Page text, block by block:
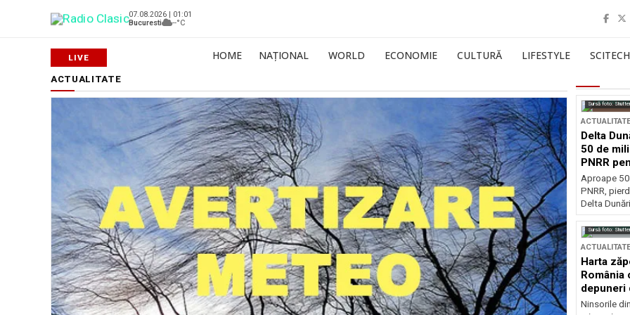
07.08.2026 | 01:01
Bucuresti
--°C
HOME NAȚIONAL WORLD ECONOMIE CULTURĂ LIFESTYLE SCITECH
ACTUALITATE
Sursă foto:
Delta
50 de
PNRR
esențiale
Aproape
PNRR,
Delta
Sursă foto:
Harta
România
depuneri
Ninsorile